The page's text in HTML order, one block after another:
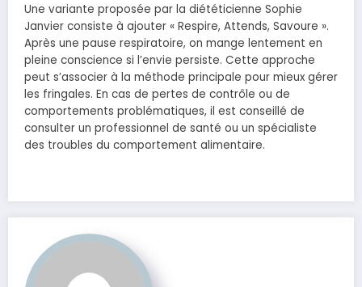
Une variante proposée par la diététicienne Sophie
Janvier consiste à ajouter « Respire, Attends, Savoure ».
Après une pause respiratoire, on mange lentement en
pleine conscience si l’envie persiste. Cette approche
peut s’associer à la méthode principale pour mieux gérer
les fringales. En cas de pertes de contrôle ou de
comportements problématiques, il est conseillé de
consulter un professionnel de santé ou un spécialiste
des troubles du comportement alimentaire.